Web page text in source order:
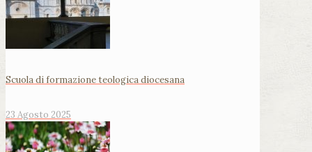
Scuola di formazione teologica diocesana
23 Agosto 2025